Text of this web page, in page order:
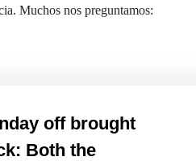
Muchos nos preguntamos:
off brought
Both the